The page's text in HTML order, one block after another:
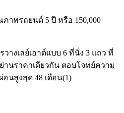
าพรถยนต์ 5 ปี หรือ 150,000
งเลย์เอาต์แบบ 6 ที่นั่ง 3 แถว ที่
านราคาเดียวกัน ตอบโจทย์ความ
นสูงสุด 48 เดือน(1)